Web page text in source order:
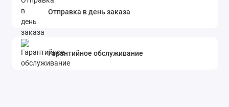
Отправка в день заказа
Гарантийное обслуживание